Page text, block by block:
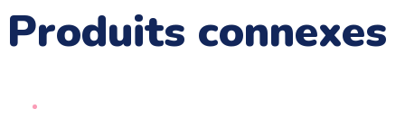
Produits connexes